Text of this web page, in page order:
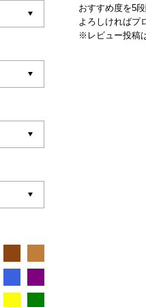
おすすめ度を5
よろしければプ
※レビュー投稿